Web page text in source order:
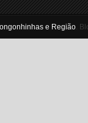
e Região.